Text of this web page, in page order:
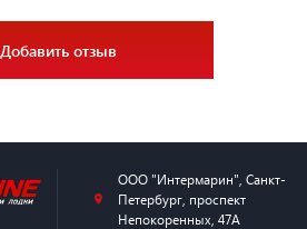
Добавить отзыв
ООО "Интермарин" Санкт-
Петербург, проспект
Непокоренных, 47А